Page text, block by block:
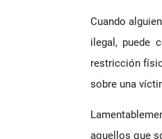
Cuando
ilegal, puede
restricción
sobre una
aquellos que